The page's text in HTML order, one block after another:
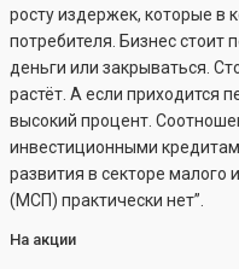
росту издержек, которые в
потребителя. Бизнес стоит
деньги или закрываться.
растёт. А если приходится
высокий процент.
инвестиционными
развития в секторе малого
(МСП) практически нет”.
На акции